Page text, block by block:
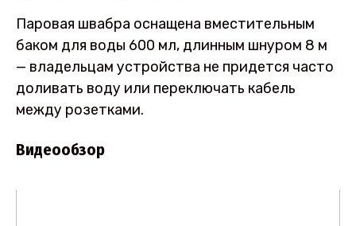
Паровая швабра оснащена вместительным
баком для воды 600 мл, длинным шнуром 8 м
— владельцам устройства не придется часто
доливать воду или переключать кабель
между розетками.
Видеообзор